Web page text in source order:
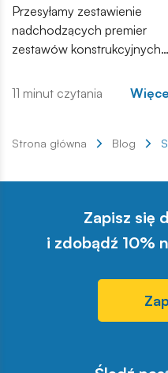
Przesyłamy zestawienie
nadchodzących premier
zestawów konstrukcyjnych
znajdują się zarówno
modele, które trafią do
tygodniach. Zachęcamy do
materiałami produktowymi.
11 minut czytania
Strona główna Blog
Zapisz się
i zdobądź 10%